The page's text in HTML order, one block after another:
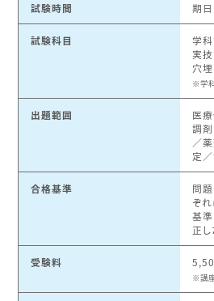
試験時間 期
試験科目
学
実
穴
学
出題範囲
医
調
／
定
合格基準
問
ぞ
基
正
受験料
講